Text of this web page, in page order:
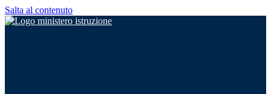
Salta al contenuto